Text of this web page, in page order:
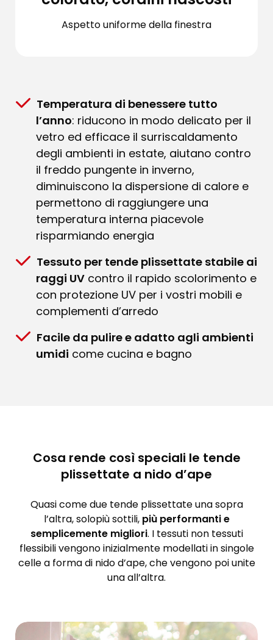
Aspetto uniforme della finestra
Temperatura di benessere tutto
l’anno: riducono in modo delicato per il
vetro ed efficace il surriscaldamento
degli ambienti in estate, aiutano contro
il freddo pungente in inverno,
diminuiscono la dispersione di calore e
permettono di raggiungere una
temperatura interna piacevole
risparmiando energia
Tessuto per tende plissettate stabile ai
raggi UV contro il rapido scolorimento e
con protezione UV per i vostri mobili e
complementi d’arredo
Facile da pulire e adatto agli ambienti
umidi come cucina e bagno
Cosa rende così speciali le tende
plissettate a nido d’ape
Quasi come due tende plissettate una sopra
l’altra, solopiù sottili, più performanti e
semplicemente migliori. I tessuti non tessuti
flessibili vengono inizialmente modellati in singole
celle a forma di nido d’ape, che vengono poi unite
una all’altra.